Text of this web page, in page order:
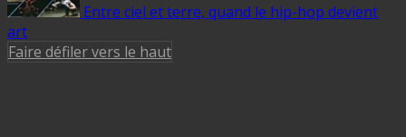
Entre ciel et terre, quand le hip-hop devient
art
Faire défiler vers le haut